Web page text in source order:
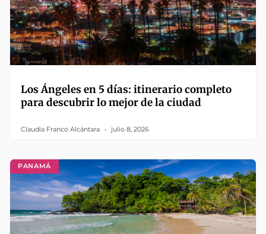
Los Ángeles en 5 días: itinerario completo
para descubrir lo mejor de la ciudad
Claudia Franco Alcántara julio 8, 2026
PANAMÁ